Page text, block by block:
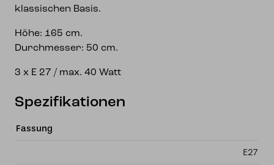
klassischen Basis.
Höhe: 165 cm.
Durchmesser: 50 cm.
3 x E 27 / max. 40 Watt
Spezifikationen
Fassung
E27